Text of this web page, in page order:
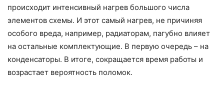
происходит интенсивный нагрев большого числа
элементов схемы. И этот самый нагрев, не причиняя
особого вреда, например, радиаторам, пагубно влияет
на остальные комплектующие. В первую очередь – на
конденсаторы. В итоге, сокращается время работы и
возрастает вероятность поломок.